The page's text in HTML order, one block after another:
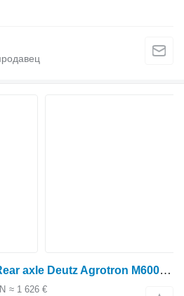
Rear axle Deutz-Fahr Rear axle Deutz Agrotron M600 090000017 для трактора колесного Deutz-Fahr Agrotron M600
≈ 1 626 €